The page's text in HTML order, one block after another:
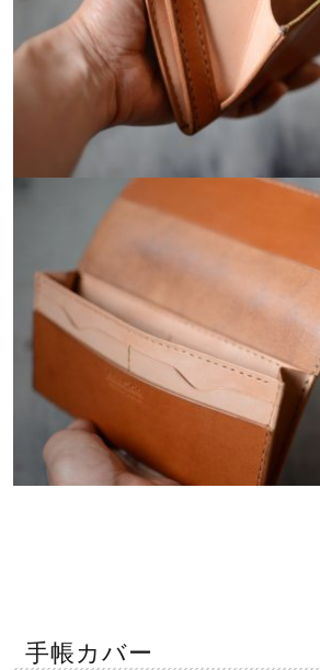
手帳カバー